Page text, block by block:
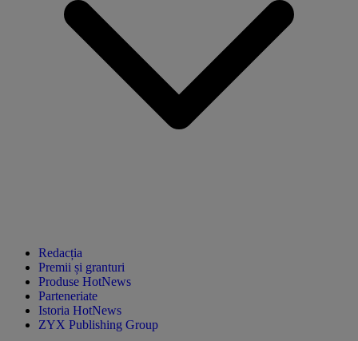
Redacția
Premii și granturi
Produse HotNews
Parteneriate
Istoria HotNews
ZYX Publishing Group